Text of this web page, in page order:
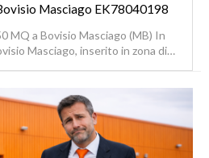
Masciago EK78040198
MQ a Bovisio Masciago (MB) In
Masciago, inserito in zona di…